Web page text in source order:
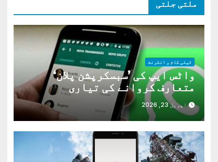
ملتی جلتی
ٹیلی کام و انٹرنٹ
واٹس ایپ کی ’سبسکرپشن پلان‘
متعارف کروانے کی تیاری
اپریل 23, 2026